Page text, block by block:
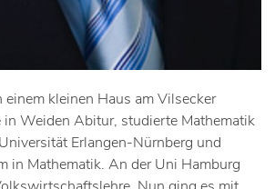
kleinen Haus am Vilsecker
in Weiden Abitur, studierte Mathematik
Erlangen-Nürnberg und
in Mathematik. An der Uni Hamburg